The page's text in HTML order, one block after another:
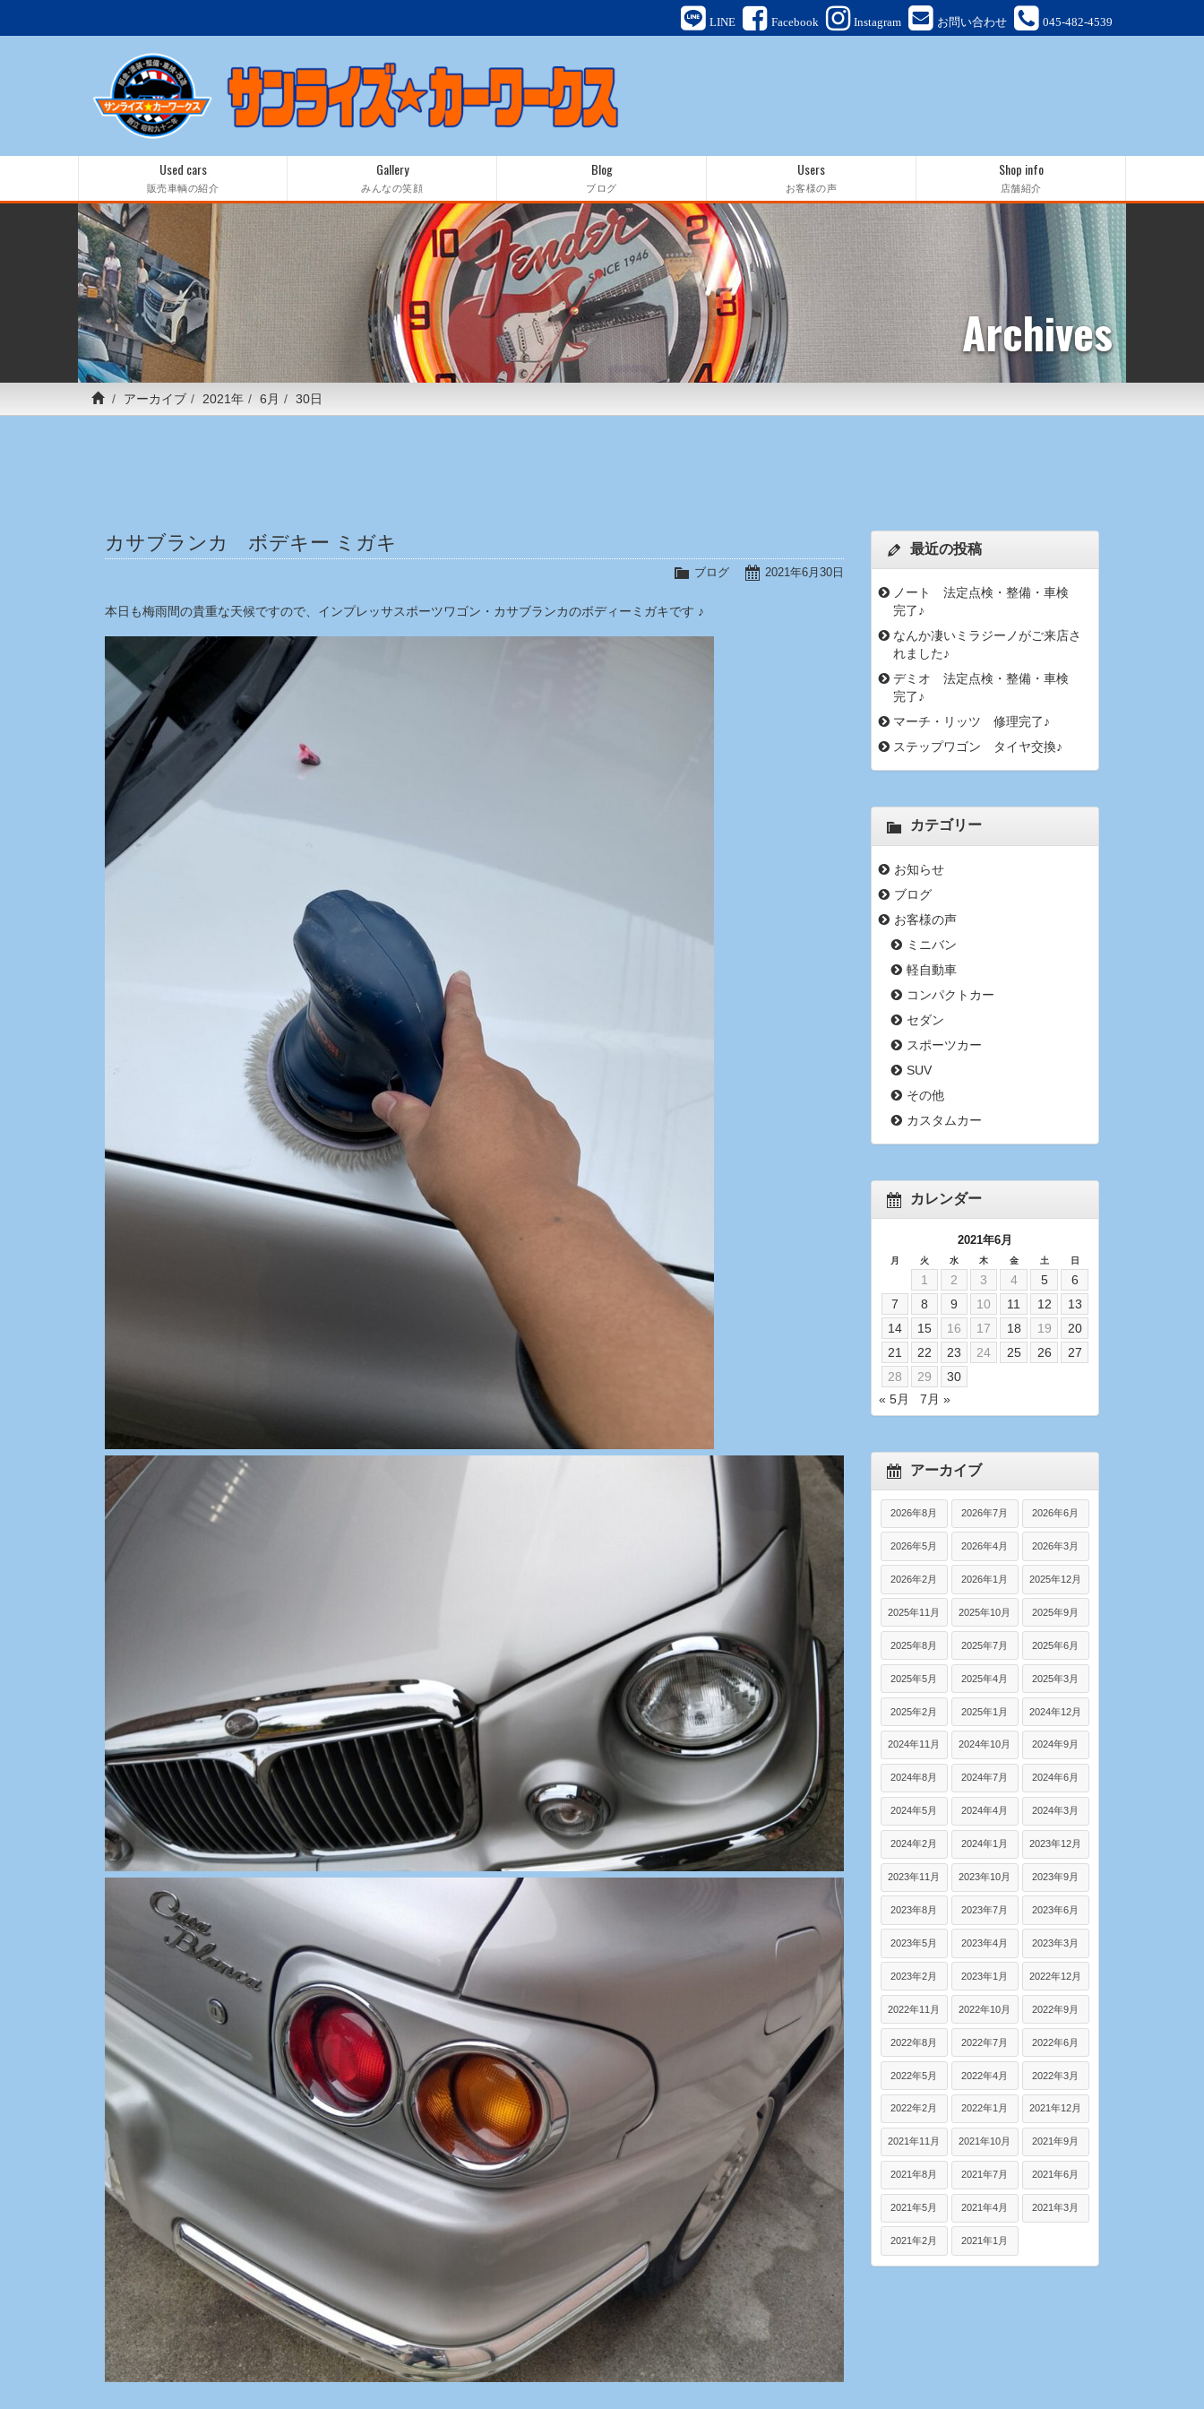
LINE Facebook Instagram お問い合わせ 045-482-4539
Used cars
販売車輌の紹介
Gallery
みんなの笑顔
Blog
ブログ
Users
お客様の声
Shop info
店舗紹介
Archives
アーカイブ 2021年 6月 30日
カサブランカ ボデキー ミガキ
2021年6月30日
ブログ
本日も梅雨間の貴重な天候ですので、インプレッサスポーツワゴン・カサブランカのボディーミガキです ♪
最近の投稿
ノート 法定点検・整備・車検
完了♪
なんか凄いミラジーノがご来店さ
れました♪
デミオ 法定点検・整備・車検
完了♪
マーチ・リッツ 修理完了♪
ステップワゴン タイヤ交換♪
カテゴリー
お知らせ
ブログ
お客様の声
ミニバン
軽自動車
コンパクトカー
セダン
スポーツカー
SUV
その他
カスタムカー
カレンダー
2021年6月
月 火 水 木 金 土 日
1 2 3 4 5
6
7
8 9 10 11 12
13
14
15 16 17 18 19
20
21
22 23 24 25 26
27
28
29
30
« 5月
7月 »
アーカイブ
2026年8月 2026年7月 2026年6月
2026年5月 2026年4月 2026年3月
2026年2月 2026年1月 2025年12月
2025年11月 2025年10月 2025年9月
2025年8月 2025年7月 2025年6月
2025年5月 2025年4月 2025年3月
2025年2月 2025年1月 2024年12月
2024年11月 2024年10月 2024年9月
2024年8月 2024年7月 2024年6月
2024年5月 2024年4月 2024年3月
2024年2月 2024年1月 2023年12月
2023年11月 2023年10月 2023年9月
2023年8月 2023年7月 2023年6月
2023年5月 2023年4月 2023年3月
2023年2月 2023年1月 2022年12月
2022年11月 2022年10月 2022年9月
2022年8月 2022年7月 2022年6月
2022年5月 2022年4月 2022年3月
2022年2月 2022年1月 2021年12月
2021年11月 2021年10月 2021年9月
2021年8月 2021年7月 2021年6月
2021年5月 2021年4月 2021年3月
2021年2月 2021年1月